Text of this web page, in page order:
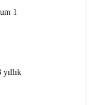
1
yıllık